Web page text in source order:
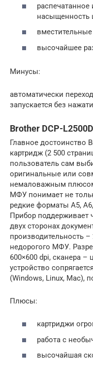
распечатанное
насыщенность
высочайшее
Минусы:
автоматически
запускается без
Brother DCP-
Главное достоинство
картридж (2 500
пользователь сам
оригинальные или
немаловажным плюсом
МФУ понимает не
редкие форматы А5,
Прибор поддерживает
двух сторонах
производительность –
недорогого МФУ.
600×600 dpi, сканера
устройство
(Windows, Linux, Mac),
Плюсы:
картриджи
работа с
высочайшая